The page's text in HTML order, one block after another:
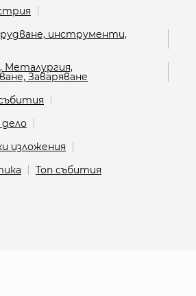
инструменти,
Заваряване
изложения
Топ събития